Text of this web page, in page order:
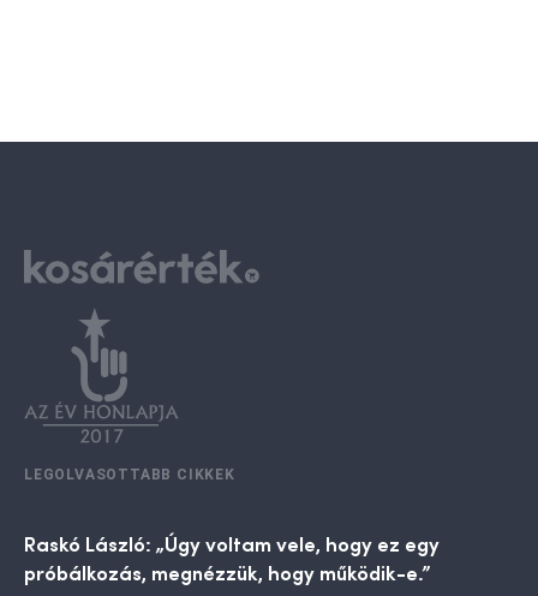
LEGOLVASOTTABB CIKKEK
Raskó László: „Úgy voltam vele, hogy ez egy
próbálkozás, megnézzük, hogy működik-e.”